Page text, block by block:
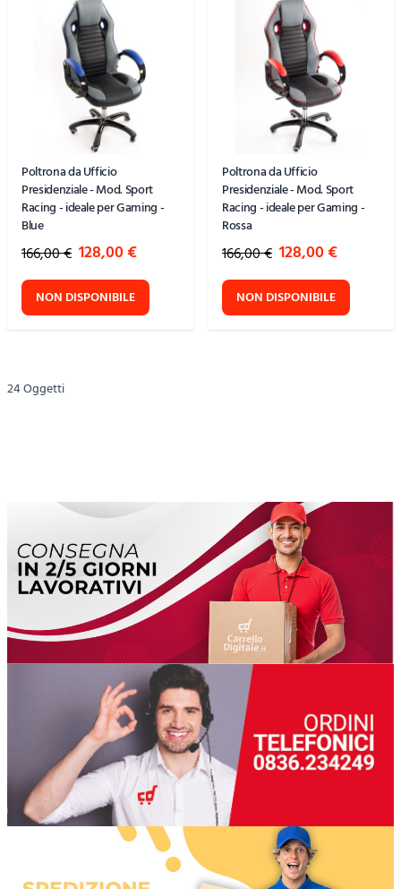
Poltrona da Ufficio
Presidenziale - Mod. Sport
Racing - ideale per Gaming -
Blue
166,00 € Special Price
128,00 €
NON DISPONIBILE
Poltrona da Ufficio
Presidenziale - Mod. Sport
Racing - ideale per Gaming -
Rossa
166,00 € Special Price
128,00 €
NON DISPONIBILE
24Oggetti